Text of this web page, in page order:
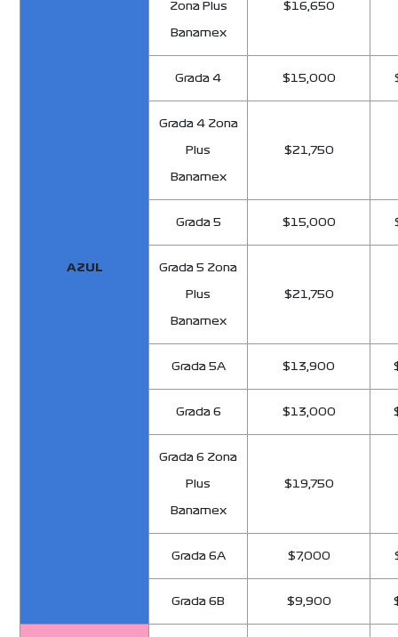
AZUL
Zona Plus
Banamex
$16,650
Grada 4 $15,000
Grada 4 Zona
Plus
Banamex
$21,750
Grada 5 $15,000
Grada 5 Zona
Plus
Banamex
$21,750
Grada 5A $13,900
Grada 6 $13,000
Grada 6 Zona
Plus
Banamex
$19,750
Grada 6A $7,000
Grada 6B $9,900